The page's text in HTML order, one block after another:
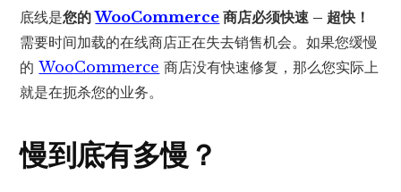
底线是您的WooCommerce 商店必须快速 – 超快！
需要时间加载的在线商店正在失去销售机会。如果您缓慢
的WooCommerce 商店没有快速修复，那么您实际上
就是在扼杀您的业务。
慢到底有多慢？